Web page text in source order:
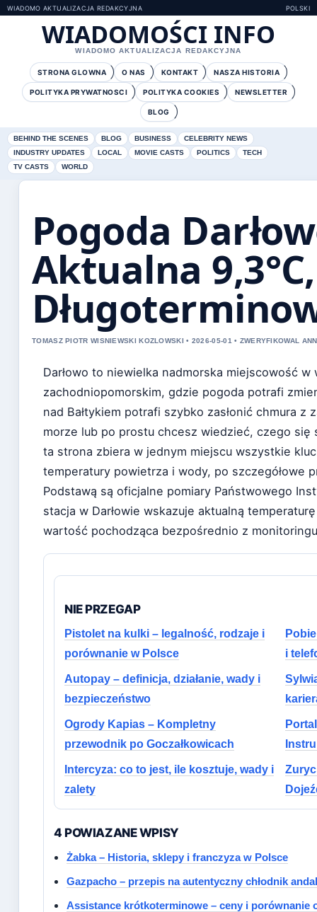
WIADOMO AKTUALIZACJA REDAKCYJNA POLSKI
WIADOMOŚCI INFO
WIADOMO AKTUALIZACJA REDAKCYJNA
STRONA GLOWNA O NAS KONTAKT NASZA HISTORIA
POLITYKA PRYWATNOSCI POLITYKA COOKIES NEWSLETTER
BLOG
BEHIND THE SCENES BLOG BUSINESS
CELEBRITY NEWS
INDUSTRY UPDATES
LOCAL MOVIE CASTS POLITICS
TECH
TV CASTS
WORLD
Pogoda
Aktualna
TOMASZ PIOTR WISNIEWSKI KOZLOWSKI • 2026-05-01 • ZWERYFIKOWAL
Darłowo to niewielka nadmorska miejscowość
zachodniopomorskim, gdzie pogoda potrafi
nad Bałtykiem potrafi szybko zasłonić chmura z
morze lub po prostu chcesz wiedzieć, czego
ta strona zbiera w jednym miejscu wszystkie
temperatury powietrza i wody, po szczegółowe
Podstawą są oficjalne pomiary Państwowego
stacja w Darłowie wskazuje aktualną
wartość pochodząca bezpośrednio z monitoringu
NIE PRZEGAP
Pistolet na kulki – legalność, rodzaje i
porównanie w Polsce
i
Autopay – definicja, działanie, wady i
bezpieczeństwo
Ogrody Kapias – Kompletny
przewodnik po Goczałkowicach
Intercyza: co to jest, ile kosztuje, wady i
zalety
4 POWIAZANE WPISY
Żabka – Historia, sklepy i franczyza w Polsce
Gazpacho – przepis na autentyczny chłodnik
Assistance krótkoterminowe – ceny i porównanie